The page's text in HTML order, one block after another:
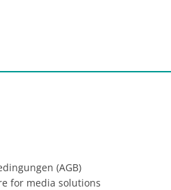
(AGB)
for media solutions